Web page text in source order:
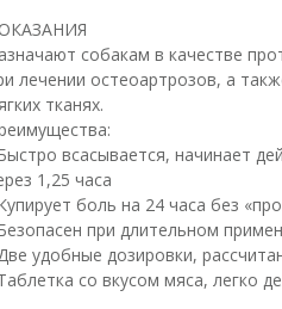
собакам в качестве
лечении остеоартрозов, а
тканях.
всасывается, начинает
1,25 часа
боль на 24 часа без
при длительном
удобные дозировки,
со вкусом мяса, легко